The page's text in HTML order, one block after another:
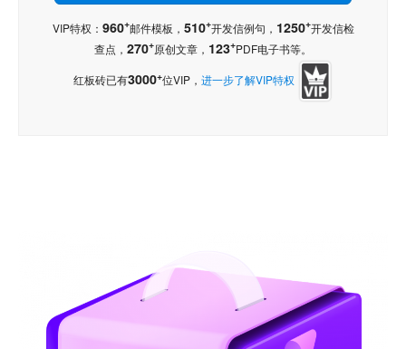
VIP特权： 960+邮件模板， 510+开发信例句， 1250+开发信检
查点， 270+原创文章， 123+PDF电子书等。
红板砖已有3000+位VIP， 进一步了解VIP特权